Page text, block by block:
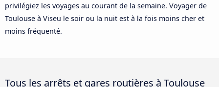
privilégiez les voyages au courant de la semaine. Voyager de
Toulouse à Viseu le soir ou la nuit est à la fois moins cher et
moins fréquenté.
Tous les arrêts et gares routières à Toulouse